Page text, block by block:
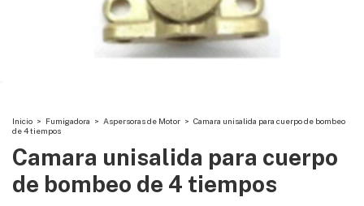
Inicio > Fumigadora > Aspersoras de Motor > Camara unisalida para cuerpo de bombeo
de 4 tiempos
Camara unisalida para cuerpo
de bombeo de 4 tiempos